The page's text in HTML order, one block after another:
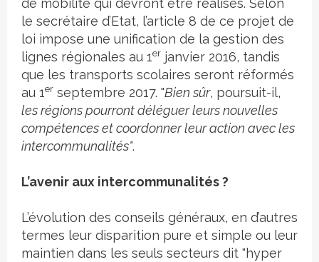
de mobilité qui devront être réalisés. Selon
le secrétaire d’Etat, l’article 8 de ce projet de
loi impose une unification de la gestion des
lignes régionales au 1er janvier 2016, tandis
que les transports scolaires seront réformés
au 1er septembre 2017. "Bien sûr, poursuit-il,
les régions pourront déléguer leurs nouvelles
compétences et coordonner leur action avec les
intercommunalités".
L’avenir aux intercommunalités ?
L’évolution des conseils généraux, en d’autres
termes leur disparition pure et simple ou leur
maintien dans les seuls secteurs dit "hyper